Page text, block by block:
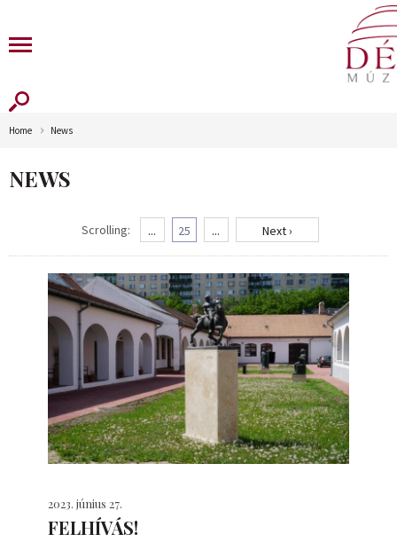
Home News
NEWS
Scrolling: ... 25 ... Next ›
2023. június 27.
FELHÍVÁS!